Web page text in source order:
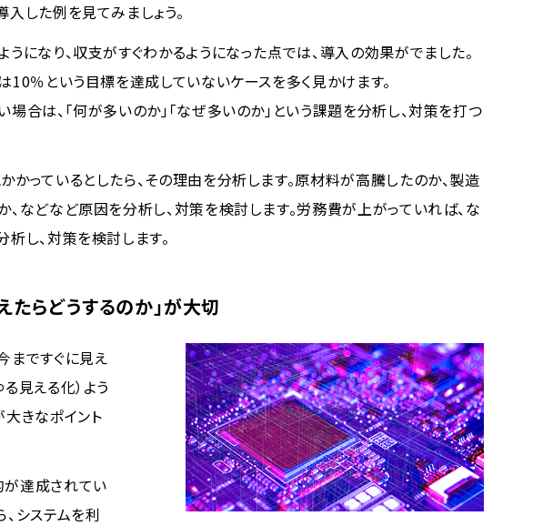
した例を見てみましょう。
になり、収支がすぐわかるようになった点では、導入の効果がでました。
10％という目標を達成していないケースを多く見かけます。
合は、「何が多いのか」「なぜ多いのか」という課題を分析し、対策を打つ
かっているとしたら、その理由を分析します。原材料が高騰したのか、製造
、などなど原因を分析し、対策を検討します。労務費が上がっていれば、な
し、対策を検討します。
たらどうするのか」が大切
まですぐに見え
見える化）よう
大きなポイント
達成されてい
システムを利